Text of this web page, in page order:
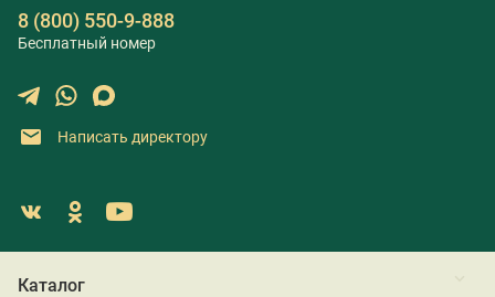
8 (800) 550-9-888
Бесплатный номер
Написать директору
Каталог